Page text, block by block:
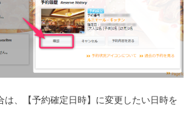
は、【予約確定日時】に変更したい日時を